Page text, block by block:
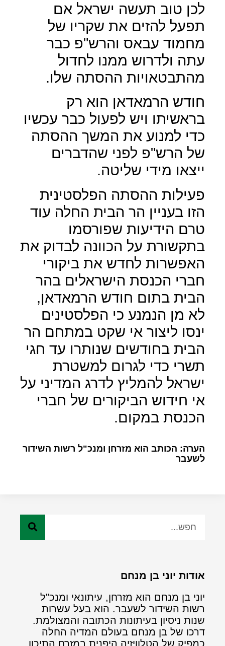
לכן טוב תעשה ישראל אם
תפעל להזים את שקריו של
מחמוד עבאס והרש"פ כבר
עתה ולדרוש ממנו לחדול
מהתבטאויות ההסתה שלו.
חודש הרמאדאן הוא רק
בראשיתו ויש לפעול כבר עכשיו
כדי למנוע את המשך ההסתה
של הרש"פ לפני שהדברים
ייצאו מידי שליטה.
פעילות ההסתה הפלסטינית
הזו בעניין הר הבית החלה עוד
טרם הידיעות שפורסמו
בתקשורת על הכוונה לבדוק את
האפשרות לחדש את ביקורי
חברי הכנסת הישראלים בהר
הבית בתום חודש הרמאדאן,
לא מן הנמנע כי הפלסטינים
ינסו ליצור אי שקט במתחם הר
הבית בחודשים שנותרו עד חגי
תשרי כדי לגרום למשטרת
ישראל להמליץ לדרג המדיני על
אי חידוש הביקורים של חברי
הכנסת במקום.
הערה: הכותב הוא מזרחן ומנכ"ל רשות השידור
לשעבר
אודות יוני בן מנחם
יוני בן מנחם הוא מזרחן, עיתונאי ומנכ"ל
רשות השידור לשעבר. הוא בעל עשרות
שנות ניסיון בעיתונות הכתובה והמצולמת.
דרכו של בן מנחם בעולם המדיה החלה
כמפיק של הטלוויזיה היפנית במזרח התיכון.